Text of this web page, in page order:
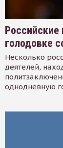
Российские
голодовке
Несколько
деятелей,
однодневную